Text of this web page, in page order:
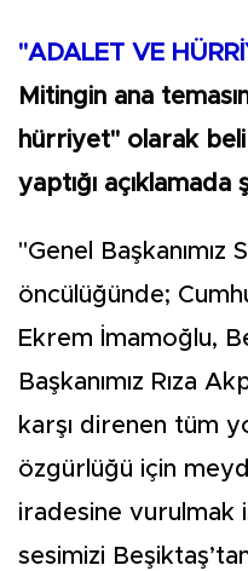
"ADALET VE
Mitingin ana
hürriyet" olarak
yaptığı açıklamada
"Genel Başkanımız
öncülüğünde;
Ekrem İmamoğlu,
Başkanımız Rıza
karşı direnen tüm
özgürlüğü için
iradesine vurulmak
sesimizi